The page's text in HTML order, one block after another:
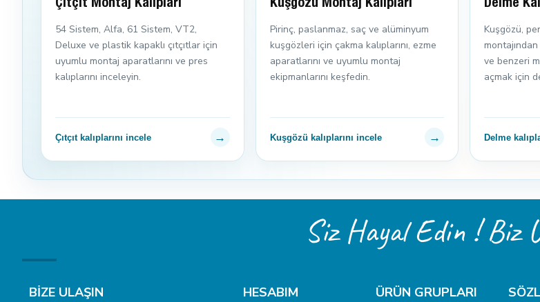
Çıtçıt Montaj Kalıpları
54 Sistem, Alfa, 61 Sistem, VT2,
Deluxe ve plastik kapaklı çıtçıtlar için
uyumlu montaj aparatlarını ve pres
kalıplarını inceleyin.
Çıtçıt kalıplarını incele →
Kuşgözü Montaj Kalıpları
Pirinç, paslanmaz, saç ve alüminyum
kuşgözleri için çakma kalıplarını, ezme
aparatlarını ve uyumlu montaj
ekipmanlarını keşfedin.
Kuşgözü kalıplarını incele →
Delme
Kuşgözü,
ve benzeri
açmak için
Delme
Siz Hayal Edin ! Biz
BİZE ULAŞIN HESABIM ÜRÜN GRUPLARI